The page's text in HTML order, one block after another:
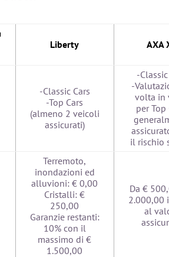
Liberty AXA
-Classic Cars
-Top Cars
(almeno 2 veicoli
assicurati)
-
-
volta in
per Top
il rischio
Terremoto,
inondazioni ed
alluvioni: € 0,00
Cristalli: €
250,00
Garanzie restanti:
10% con il
massimo di €
1.500,00
Da €
2.000,00
al